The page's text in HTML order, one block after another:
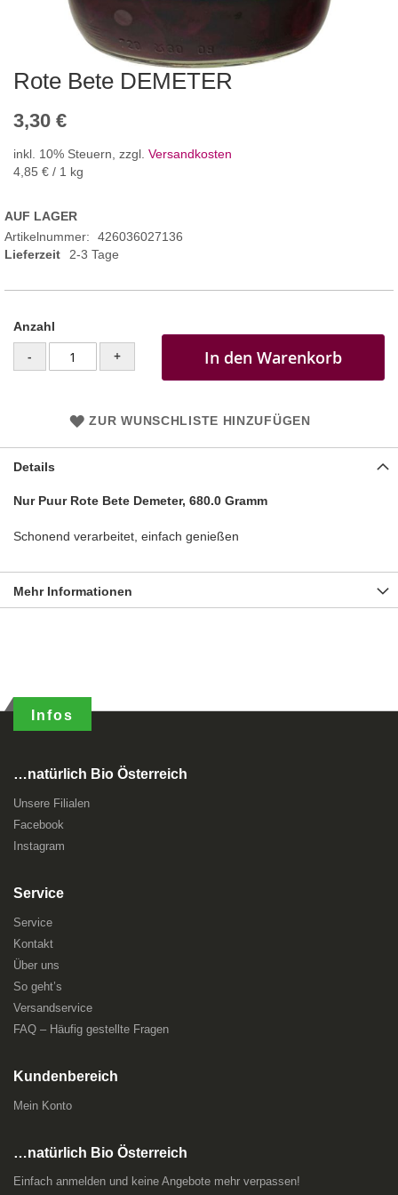
Rote Bete DEMETER
3,30 €
inkl. 10% Steuern, zzgl. Versandkosten
4,85 € / 1 kg
AUF LAGER
Artikelnummer
426036027136
Lieferzeit
2-3 Tage
Anzahl
- + In den Warenkorb
ZUR WUNSCHLISTE HINZUFÜGEN
Details
Nur Puur Rote Bete Demeter, 680.0 Gramm
Schonend verarbeitet, einfach genießen
Mehr Informationen
Infos
…natürlich Bio Österreich
Unsere Filialen
Facebook
Instagram
Service
Service
Kontakt
Über uns
So geht’s
Versandservice
FAQ – Häufig gestellte Fragen
Kundenbereich
Mein Konto
…natürlich Bio Österreich
Einfach anmelden und keine Angebote mehr verpassen!